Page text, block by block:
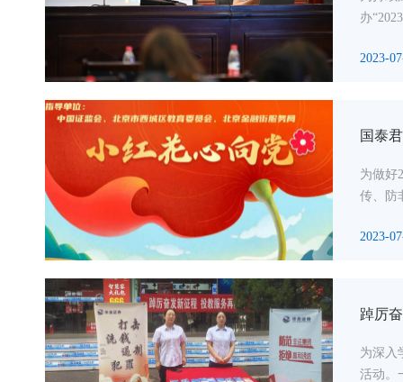
办
2023-
国泰
为做好
传、防
2023-
踔厉
为深入
活动。